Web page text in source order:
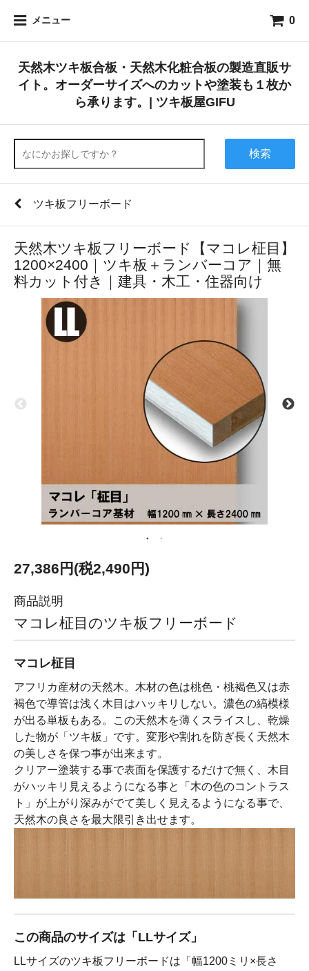
メニュー 0
天然木ツキ板合板・天然木化粧合板の製造直販サ
イト。オーダーサイズへのカットや塗装も１枚か
ら承ります。| ツキ板屋GIFU
検索
ツキ板フリーボード
天然木ツキ板フリーボード【マコレ柾目】
1200×2400｜ツキ板＋ランバーコア｜無
料カット付き｜建具・木工・住器向け
27,386円(税2,490円)
商品説明
マコレ柾目のツキ板フリーボード
マコレ柾目
アフリカ産材の天然木。木材の色は桃色・桃褐色又は赤
褐色で導管は浅く木目はハッキリしない。濃色の縞模様
が出る単板もある。この天然木を薄くスライスし、乾燥
した物が「ツキ板」です。変形や割れを防ぎ長く天然木
の美しさを保つ事が出来ます。
クリアー塗装する事で表面を保護するだけで無く、木目
がハッキリ見えるようになる事と「木の色のコントラス
ト」が上がり深みがでて美しく見えるようになる事で、
天然木の良さを最大限引き出せます。
この商品のサイズは「LLサイズ」
LLサイズのツキ板フリーボードは「幅1200ミリ×長さ